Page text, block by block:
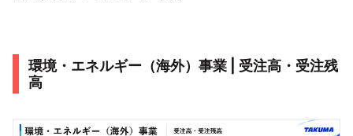
環境・エネルギー（海外）事業 | 受注高・受注残
高